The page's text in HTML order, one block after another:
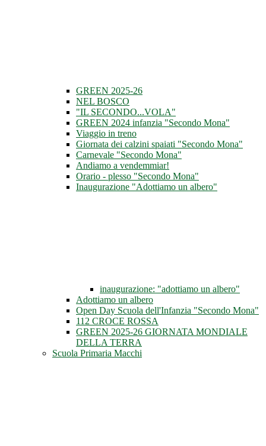
GREEN 2025-26
NEL BOSCO
"IL SECONDO...VOLA"
GREEN 2024 infanzia "Secondo Mona"
Viaggio in treno
Giornata dei calzini spaiati "Secondo Mona"
Carnevale "Secondo Mona"
Andiamo a vendemmiar!
Orario - plesso "Secondo Mona"
Inaugurazione "Adottiamo un albero"
inaugurazione: "adottiamo un albero"
Adottiamo un albero
Open Day Scuola dell'Infanzia "Secondo Mona"
112 CROCE ROSSA
GREEN 2025-26 GIORNATA MONDIALE
DELLA TERRA
Scuola Primaria Macchi